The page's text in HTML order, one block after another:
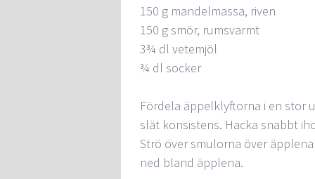
150 g mandelmassa, riven
150 g smör, rumsvarmt
3¾ dl vetemjöl
¾ dl socker
Fördela äppelklyftorna i en stor
slät konsistens. Hacka snabbt
Strö över smulorna över
ned bland äpplena.